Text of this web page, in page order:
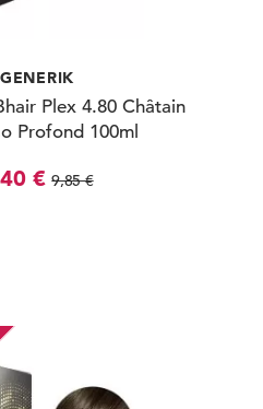
GENERIK
Plex 4.80 Châtain
Profond 100ml
€ 9,85 €